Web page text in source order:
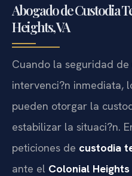
Abogado de Custodia
Heights, VA
Cuando la seguridad
intervenci?n inmediata,
pueden otorgar la
estabilizar la situaci?n.
peticiones de custodia
ante el Colonial